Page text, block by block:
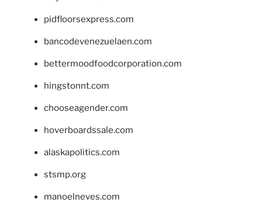
pidfloorsexpress.com
bancodevenezuelaen.com
bettermoodfoodcorporation.com
hingstonnt.com
chooseagender.com
hoverboardssale.com
alaskapolitics.com
stsmp.org
manoelneves.com